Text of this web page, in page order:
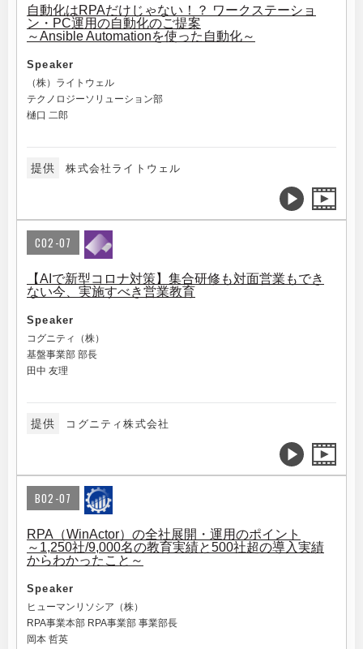
自動化はRPAだけじゃない！？ ワークステーショ
ン・PC運用の自動化のご提案
～Ansible Automationを使った自動化～
Speaker
（株）ライトウェル
テクノロジーソリューション部
樋口 二郎
提供 株式会社ライトウェル
C02-07
【AIで新型コロナ対策】集合研修も対面営業もでき
ない今、実施すべき営業教育
Speaker
コグニティ（株）
基盤事業部 部長
田中 友理
提供 コグニティ株式会社
B02-07
RPA（WinActor）の全社展開・運用のポイント
～1,250社/9,000名の教育実績と500社超の導入実績
からわかったこと～
Speaker
ヒューマンリソシア（株）
RPA事業本部 RPA事業部 事業部長
岡本 哲英